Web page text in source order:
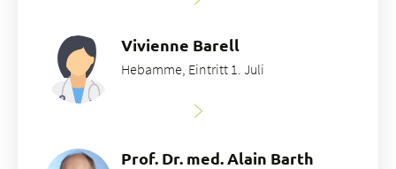
Vivienne Barell
Hebamme, Eintritt 1. Juli
Prof. Dr. med. Alain Barth